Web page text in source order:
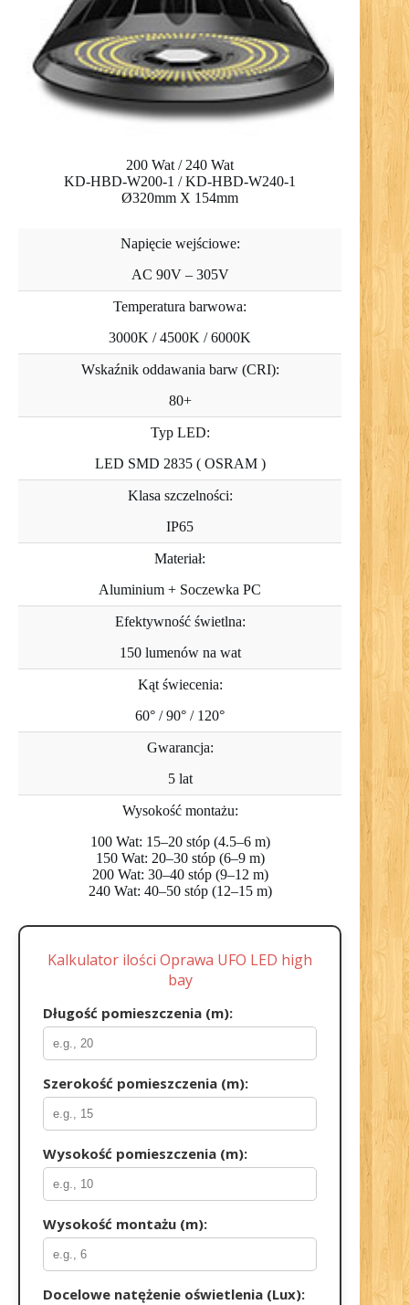
200 Wat / 240 Wat
KD-HBD-W200-1 / KD-HBD-W240-1
Ø320mm X 154mm
Napięcie wejściowe:
AC 90V – 305V
Temperatura barwowa:
3000K / 4500K / 6000K
Wskaźnik oddawania barw (CRI):
80+
Typ LED:
LED SMD 2835 ( OSRAM )
Klasa szczelności:
IP65
Materiał:
Aluminium + Soczewka PC
Efektywność świetlna:
150 lumenów na wat
Kąt świecenia:
60° / 90° / 120°
Gwarancja:
5 lat
Wysokość montażu:
100 Wat: 15–20 stóp (4.5–6 m)
150 Wat: 20–30 stóp (6–9 m)
200 Wat: 30–40 stóp (9–12 m)
240 Wat: 40–50 stóp (12–15 m)
Kalkulator ilości Oprawa UFO LED high
bay
Długość pomieszczenia (m):
Szerokość pomieszczenia (m):
Wysokość pomieszczenia (m):
Wysokość montażu (m):
Docelowe natężenie oświetlenia (Lux):